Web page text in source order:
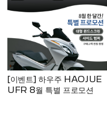
다.이번 출시 라인업은 각기 다른
라이프스타일과 수요를 겨냥하면
서도 공통적으로 ‘동급을 초월한
상품성’을 갖춘 모델들로 구성되
어 있어 소비자들의 뜨거운 관심
이 집중되고 있다.UFR150, 프리
미엄 크루저의 정점UFR150은
독창적인 디자인과 고급 마감, 편
안한 크루징 성능으로 많은 주목
[이벤트] 하우주 HAOJUE
UFR 8월 특별 프로모션